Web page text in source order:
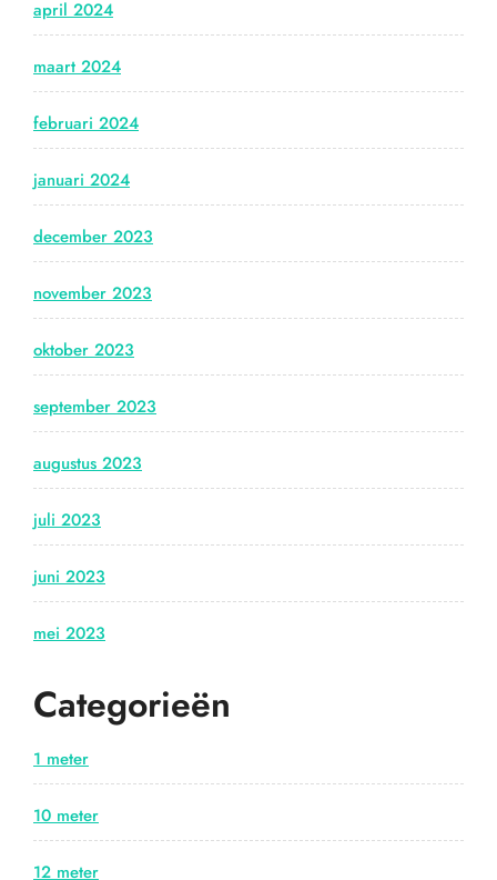
april 2024
maart 2024
februari 2024
januari 2024
december 2023
november 2023
oktober 2023
september 2023
augustus 2023
juli 2023
juni 2023
mei 2023
Categorieën
1 meter
10 meter
12 meter